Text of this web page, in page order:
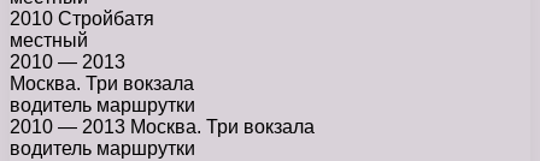
2010 Стройбатя
местный
2010 — 2013
Москва. Три вокзала
водитель маршрутки
2010 — 2013 Москва. Три вокзала
водитель маршрутки